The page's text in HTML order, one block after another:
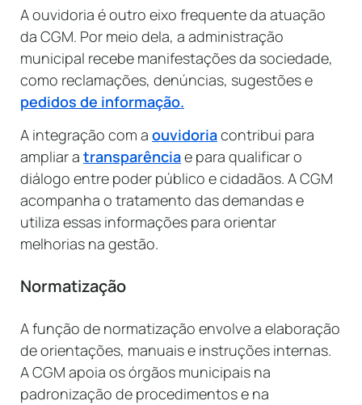
A ouvidoria é outro eixo frequente da atuação
da CGM. Por meio dela, a administração
municipal recebe manifestações da sociedade,
como reclamações, denúncias, sugestões e
pedidos de informação.
A integração com a ouvidoriacontribui para
ampliar a transparênciae para qualificar o
diálogo entre poder público e cidadãos. A CGM
acompanha o tratamento das demandas e
utiliza essas informações para orientar
melhorias na gestão.
Normatização
A função de normatização envolve a elaboração
de orientações, manuais e instruções internas.
A CGM apoia os órgãos municipais na
padronização de procedimentos e na